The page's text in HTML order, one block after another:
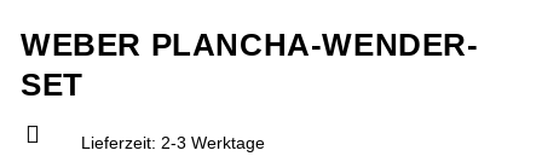
WEBER PLANCHA-WENDER-
SET
Lieferzeit: 2-3 Werktage